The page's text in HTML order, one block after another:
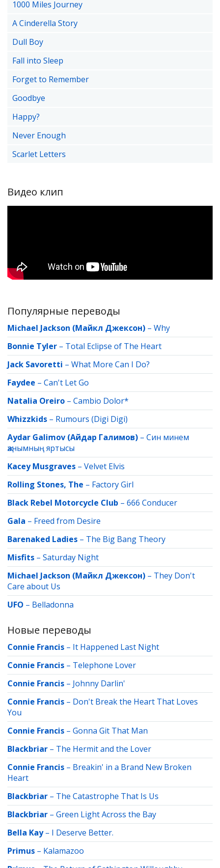
1000 Miles Journey
A Cinderella Story
Dull Boy
Fall into Sleep
Forget to Remember
Goodbye
Happy?
Never Enough
Scarlet Letters
Видео клип
Популярные переводы
Michael Jackson (Майкл Джексон) – Why
Bonnie Tyler – Total Eclipse of The Heart
Jack Savoretti – What More Can I Do?
Faydee – Can't Let Go
Natalia Oreiro – Cambio Dolor*
Whizzkids – Rumours (Digi Digi)
Aydar Galimov (Айдар Галимов) – Син минем
җанымның яртысы
Kacey Musgraves – Velvet Elvis
Rolling Stones, The – Factory Girl
Black Rebel Motorcycle Club – 666 Conducer
Gala – Freed from Desire
Barenaked Ladies – The Big Bang Theory
Misfits – Saturday Night
Michael Jackson (Майкл Джексон) – They Don't
Care about Us
UFO – Belladonna
Новые переводы
Connie Francis – It Happened Last Night
Connie Francis – Telephone Lover
Connie Francis – Johnny Darlin'
Connie Francis – Don't Break the Heart That Loves
You
Connie Francis – Gonna Git That Man
Blackbriar – The Hermit and the Lover
Connie Francis – Breakin' in a Brand New Broken
Heart
Blackbriar – The Catastrophe That Is Us
Blackbriar – Green Light Across the Bay
Bella Kay– I Deserve Better.
Primus – Kalamazoo